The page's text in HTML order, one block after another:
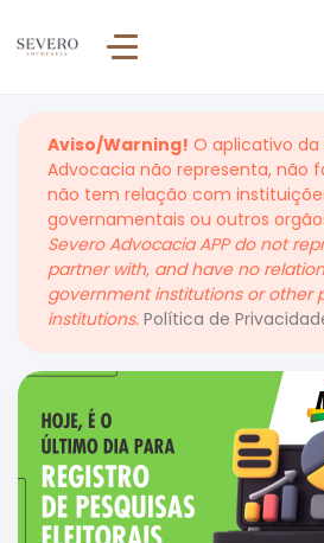
Aviso/Warning! O aplicativo da
Advocacia não representa, não
não tem relação com
governamentais ou outros
Severo Advocacia APP do not
partner with, and have no
government institutions or other
institutions. Política de